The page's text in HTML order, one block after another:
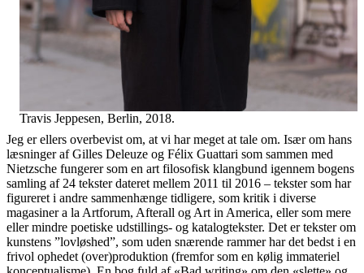
Travis Jeppesen, Berlin, 2018.
Jeg er ellers overbevist om, at vi har meget at tale om. Især om hans
læsninger af Gilles Deleuze og Félix Guattari som sammen med
Nietzsche fungerer som en art filosofisk klangbund igennem bogens
samling af 24 tekster dateret mellem 2011 til 2016 – tekster som har
figureret i andre sammenhænge tidligere, som kritik i diverse
magasiner a la Artforum, Afterall og Art in America, eller som mere
eller mindre poetiske udstillings- og katalogtekster. Det er tekster om
kunstens ”lovløshed”, som uden snærende rammer har det bedst i en
frivol ophedet (over)produktion (fremfor som en kølig immateriel